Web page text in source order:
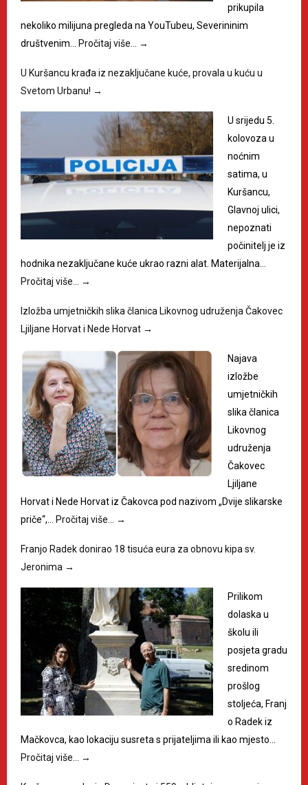
prikupila
nekoliko milijuna pregleda na YouTubeu, Severininim
društvenim… Pročitaj više… →
U Kuršancu krađa iz nezaključane kuće, provala u kuću u
Svetom Urbanu! →
U srijedu 5.
kolovoza u
noćnim
satima, u
Kuršancu,
Glavnoj ulici,
nepoznati
počinitelj je iz
hodnika nezaključane kuće ukrao razni alat. Materijalna…
Pročitaj više…
→
Izložba umjetničkih slika članica Likovnog udruženja Čakovec
Ljiljane Horvat i Nede Horvat →
Najava
izložbe
umjetničkih
slika članica
Likovnog
udruženja
Čakovec
Ljiljane
Horvat i Nede Horvat iz Čakovca pod nazivom „Dvije slikarske
priče“,… Pročitaj više… →
Franjo Radek donirao 18 tisuća eura za obnovu kipa sv.
Jeronima →
Prilikom
dolaska u
školu ili
posjeta gradu
sredinom
prošlog
stoljeća, Franj
o Radek iz
Mačkovca, kao lokaciju susreta s prijateljima ili kao mjesto…
Pročitaj više…
→